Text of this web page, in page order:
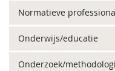
Normatieve
Onderwijs/educatie
Onderzoek/